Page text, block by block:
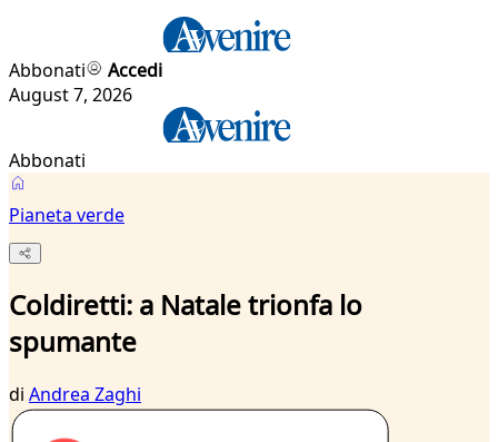
Abbonati
Accedi
August 7, 2026
Abbonati
Pianeta verde
Coldiretti: a Natale trionfa lo
spumante
di Andrea Zaghi